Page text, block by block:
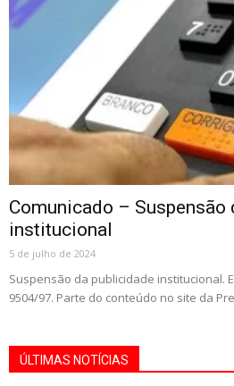
Comunicado – Suspensão
institucional
5 de julho de 2024
Suspensão da publicidade institucional.
9504/97. Parte do conteúdo no site da
ÚLTIMAS NOTÍCIAS